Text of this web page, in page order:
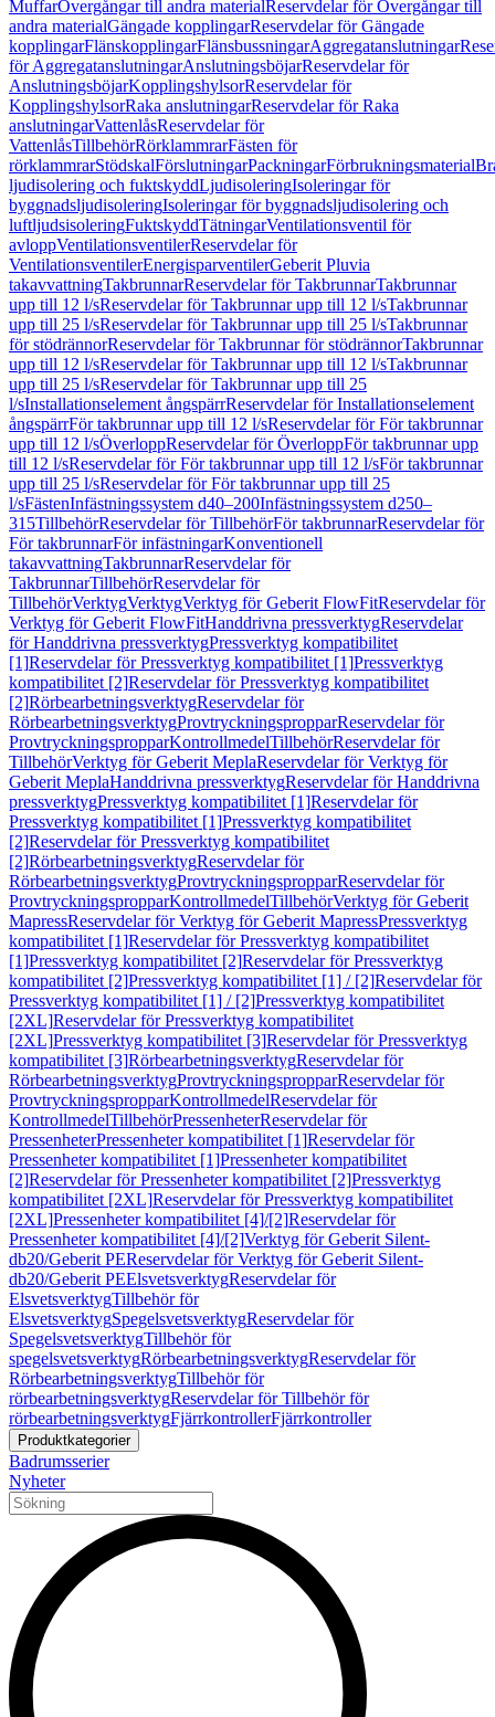
MuffarÖvergångar till andra materialReservdelar för Övergångar till
andra materialGängade kopplingarReservdelar för Gängade
kopplingarFlänskopplingarFlänsbussningarAggregatanslutningar
för AggregatanslutningarAnslutningsböjarReservdelar för
AnslutningsböjarKopplingshylsorReservdelar för
KopplingshylsorRaka anslutningarReservdelar för Raka
anslutningarVattenlåsReservdelar för
VattenlåsTillbehörRörklammrarFästen för
rörklammrarStödskalFörslutningarPackningarFörbrukningsmaterial
ljudisolering och fuktskyddLjudisoleringIsoleringar för
byggnadsljudisoleringIsoleringar för byggnadsljudisolering och
luftljudsisoleringFuktskyddTätningarVentilationsventil för
avloppVentilationsventilerReservdelar för
VentilationsventilerEnergisparventilerGeberit Pluvia
takavvattningTakbrunnarReservdelar för TakbrunnarTakbrunnar
upp till 12 l/sReservdelar för Takbrunnar upp till 12 l/sTakbrunnar
upp till 25 l/sReservdelar för Takbrunnar upp till 25 l/sTakbrunnar
för stödrännorReservdelar för Takbrunnar för stödrännorTakbrunnar
upp till 12 l/sReservdelar för Takbrunnar upp till 12 l/sTakbrunnar
upp till 25 l/sReservdelar för Takbrunnar upp till 25
l/sInstallationselement ångspärrReservdelar för Installationselement
ångspärrFör takbrunnar upp till 12 l/sReservdelar för För takbrunnar
upp till 12 l/sÖverloppReservdelar för ÖverloppFör takbrunnar upp
till 12 l/sReservdelar för För takbrunnar upp till 12 l/sFör takbrunnar
upp till 25 l/sReservdelar för För takbrunnar upp till 25
l/sFästenInfästningssystem d40–200Infästningssystem d250–
315TillbehörReservdelar för TillbehörFör takbrunnarReservdelar för
För takbrunnarFör infästningarKonventionell
takavvattningTakbrunnarReservdelar för
TakbrunnarTillbehörReservdelar för
TillbehörVerktygVerktygVerktyg för Geberit FlowFitReservdelar för
Verktyg för Geberit FlowFitHanddrivna pressverktygReservdelar
för Handdrivna pressverktygPressverktyg kompatibilitet
[1]Reservdelar för Pressverktyg kompatibilitet [1]Pressverktyg
kompatibilitet [2]Reservdelar för Pressverktyg kompatibilitet
[2]RörbearbetningsverktygReservdelar för
RörbearbetningsverktygProvtryckningspropparReservdelar för
ProvtryckningspropparKontrollmedelTillbehörReservdelar för
TillbehörVerktyg för Geberit MeplaReservdelar för Verktyg för
Geberit MeplaHanddrivna pressverktygReservdelar för Handdrivna
pressverktygPressverktyg kompatibilitet [1]Reservdelar för
Pressverktyg kompatibilitet [1]Pressverktyg kompatibilitet
[2]Reservdelar för Pressverktyg kompatibilitet
[2]RörbearbetningsverktygReservdelar för
RörbearbetningsverktygProvtryckningspropparReservdelar för
ProvtryckningspropparKontrollmedelTillbehörVerktyg för Geberit
MapressReservdelar för Verktyg för Geberit MapressPressverktyg
kompatibilitet [1]Reservdelar för Pressverktyg kompatibilitet
[1]Pressverktyg kompatibilitet [2]Reservdelar för Pressverktyg
kompatibilitet [2]Pressverktyg kompatibilitet [1] / [2]Reservdelar för
Pressverktyg kompatibilitet [1] / [2]Pressverktyg kompatibilitet
[2XL]Reservdelar för Pressverktyg kompatibilitet
[2XL]Pressverktyg kompatibilitet [3]Reservdelar för Pressverktyg
kompatibilitet [3]RörbearbetningsverktygReservdelar för
RörbearbetningsverktygProvtryckningspropparReservdelar för
ProvtryckningspropparKontrollmedelReservdelar för
KontrollmedelTillbehörPressenheterReservdelar för
PressenheterPressenheter kompatibilitet [1]Reservdelar för
Pressenheter kompatibilitet [1]Pressenheter kompatibilitet
[2]Reservdelar för Pressenheter kompatibilitet [2]Pressverktyg
kompatibilitet [2XL]Reservdelar för Pressverktyg kompatibilitet
[2XL]Pressenheter kompatibilitet [4]/[2]Reservdelar för
Pressenheter kompatibilitet [4]/[2]Verktyg för Geberit Silent-
db20/Geberit PEReservdelar för Verktyg för Geberit Silent-
db20/Geberit PEElsvetsverktygReservdelar för
ElsvetsverktygTillbehör för
ElsvetsverktygSpegelsvetsverktygReservdelar för
SpegelsvetsverktygTillbehör för
spegelsvetsverktygRörbearbetningsverktygReservdelar för
RörbearbetningsverktygTillbehör för
rörbearbetningsverktygReservdelar för Tillbehör för
rörbearbetningsverktygFjärrkontrollerFjärrkontroller
Produktkategorier
Badrumsserier
Nyheter